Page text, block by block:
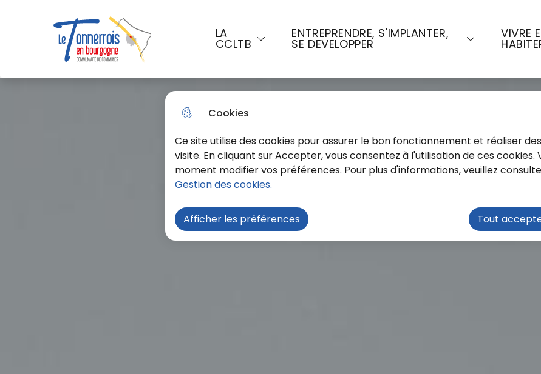
Cookies
Ce site utilise des cookies pour assurer le bon fonctionnement et réaliser
visite. En cliquant sur Accepter, vous consentez à l'utilisation de ces cookies.
moment modifier vos préférences. Pour plus d'informations, veuillez
Gestion des cookies.
Afficher les préférences Tout
Aller au menu Aller à la recherche
Menu principal
LA
CCLTB
ENTREPRENDRE, S'IMPLANTER,
SE DEVELOPPER
VIVRE